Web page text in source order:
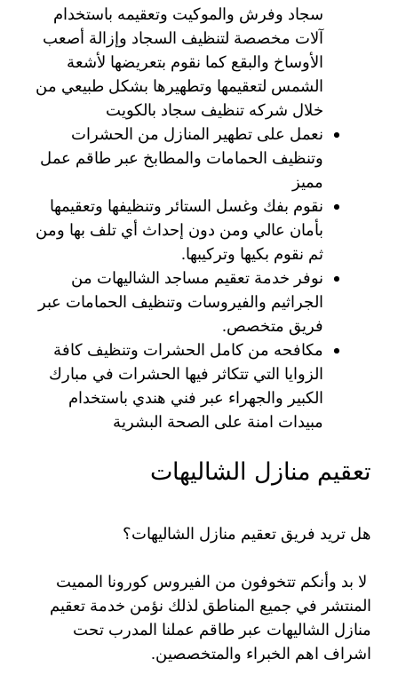
سجاد وفرش والموكيت وتعقيمه باستخدام
آلات مخصصة لتنظيف السجاد وإزالة أصعب
الأوساخ والبقع كما نقوم بتعريضها لأشعة
الشمس لتعقيمها وتطهيرها بشكل طبيعي من
خلال شركه تنظيف سجاد بالكويت
نعمل على تطهير المنازل من الحشرات
وتنظيف الحمامات والمطابخ عبر طاقم عمل
مميز
نقوم بفك وغسل الستائر وتنظيفها وتعقيمها
بأمان عالي ومن دون إحداث أي تلف بها ومن
ثم نقوم بكيها وتركيبها.
نوفر خدمة تعقيم مساجد الشاليهات من
الجراثيم والفيروسات وتنظيف الحمامات عبر
فريق متخصص.
مكافحه من كامل الحشرات وتنظيف كافة
الزوايا التي تتكاثر فيها الحشرات في مبارك
الكبير والجهراء عبر فني هندي باستخدام
مبيدات امنة على الصحة البشرية
تعقيم منازل الشاليهات
هل تريد فريق تعقيم منازل الشاليهات؟
لا بد وأنكم تتخوفون من الفيروس كورونا المميت
المنتشر في جميع المناطق لذلك نؤمن خدمة تعقيم
منازل الشاليهات عبر طاقم عملنا المدرب تحت
اشراف اهم الخبراء والمتخصصين.